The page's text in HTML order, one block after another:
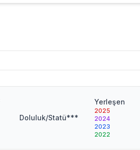
Doluluk/Statü***
Yerleşen
2025
2024
2023
2022